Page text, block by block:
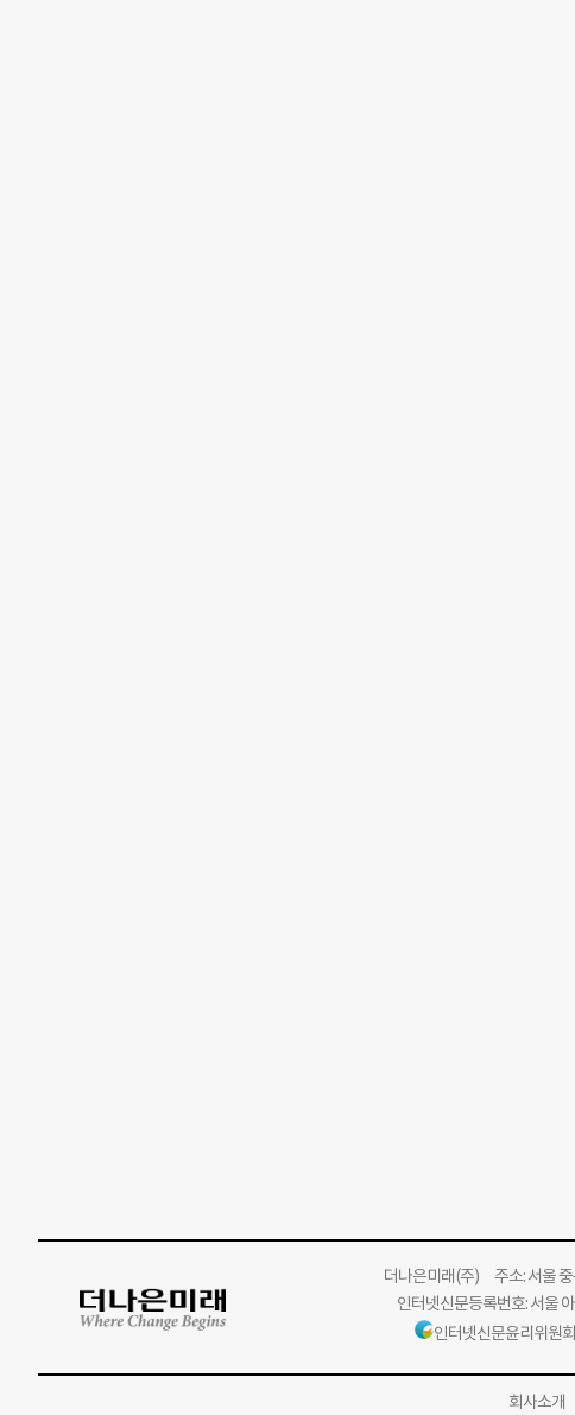
더나은미래(주)주소: 서울 중
인터넷신문등록번호: 서울
인터넷신문윤리위원
회사소개